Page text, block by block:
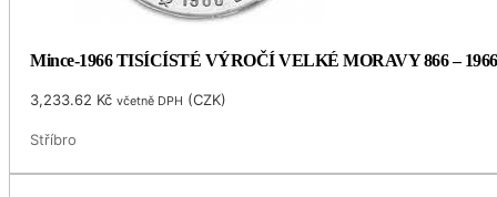
Mince-1966 TISÍCÍSTÉ VÝROČÍ VELKÉ MORAVY 866 – 1966
3,233.62 Kč včetně DPH (CZK)
Stříbro